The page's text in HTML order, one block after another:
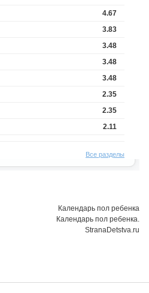
4.67
3.83
3.48
3.48
3.48
2.35
2.35
2.11
Все разделы
Календарь пол ребенка
Календарь пол ребенка.
StranaDetstva.ru